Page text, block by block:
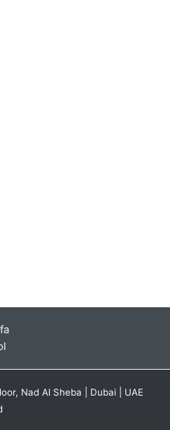
Nad Al Sheba | Dubai | UAE